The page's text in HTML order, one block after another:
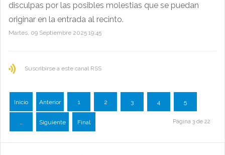
disculpas por las posibles molestias que se puedan
originar en la entrada al recinto.
Martes, 09 Septiembre 2025 19:45
Suscribirse a este canal RSS
Inicio Anterior 1 2 3 4 5
… Siguiente Final Página 3 de 22